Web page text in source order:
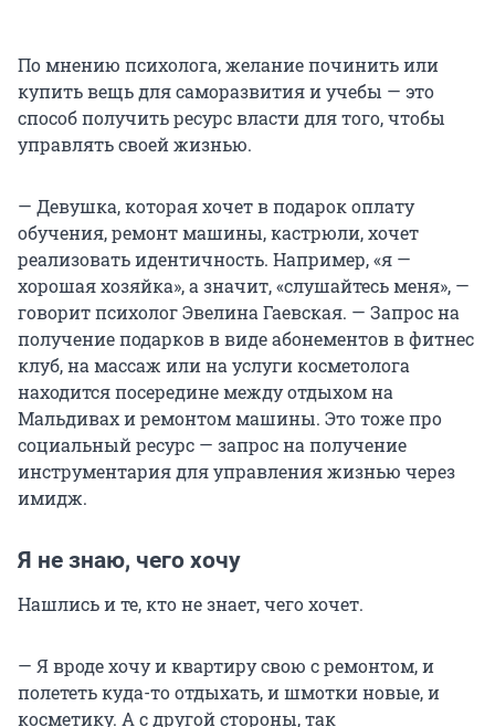
По мнению психолога, желание починить или
купить вещь для саморазвития и учебы — это
способ получить ресурс власти для того, чтобы
управлять своей жизнью.
— Девушка, которая хочет в подарок оплату
обучения, ремонт машины, кастрюли, хочет
реализовать идентичность. Например, «я —
хорошая хозяйка», а значит, «слушайтесь меня», —
говорит психолог Эвелина Гаевская. — Запрос на
получение подарков в виде абонементов в фитнес
клуб, на массаж или на услуги косметолога
находится посередине между отдыхом на
Мальдивах и ремонтом машины. Это тоже про
социальный ресурс — запрос на получение
инструментария для управления жизнью через
имидж.
Я не знаю, чего хочу
Нашлись и те, кто не знает, чего хочет.
— Я вроде хочу и квартиру свою с ремонтом, и
полететь куда-то отдыхать, и шмотки новые, и
косметику. А с другой стороны, так